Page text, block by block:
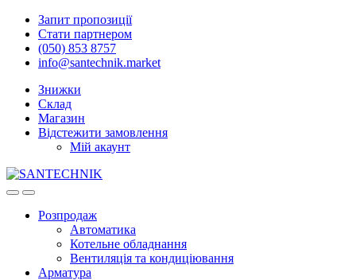
Skip
navigation
Skip
content
Запит пропозиції
Стати партнером
(050) 853 8757
info@santechnik.market
Знижки
Склад
Магазин
Відстежити замовлення
Мій акаунт
OpenClose
Розпродаж
Автоматика
Котельне обладнання
Вентиляція та кондиціювання
Арматура